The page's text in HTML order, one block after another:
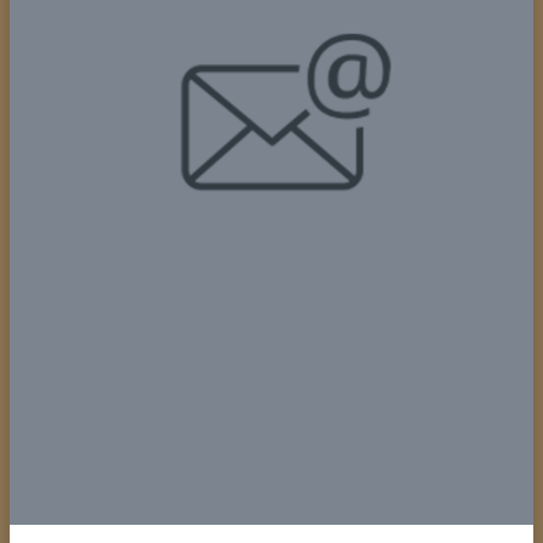
обслуживание гостей и маркетинг.
Внедряйте процессы и технологии для
оптимизации операций, повышения
удовлетворенности гостей и увеличения
доходов владельцев вилл.
Отслеживайте показатели производительности